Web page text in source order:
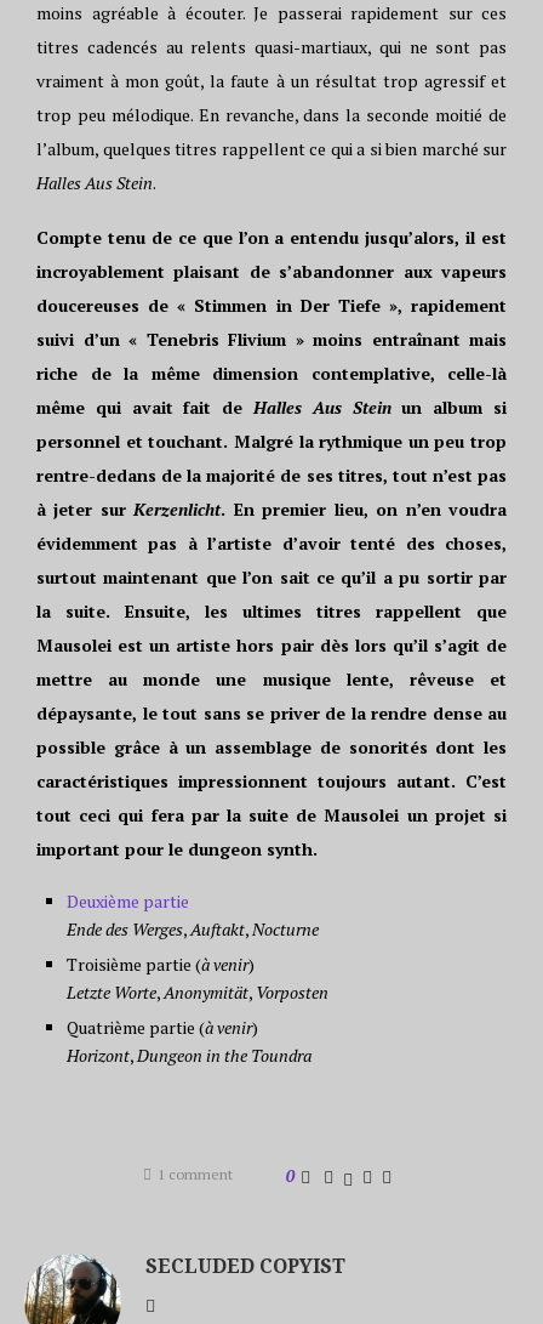
moins agréable à écouter. Je passerai rapidement sur ces
titres cadencés au relents quasi-martiaux, qui ne sont pas
vraiment à mon goût, la faute à un résultat trop agressif et
trop peu mélodique. En revanche, dans la seconde moitié de
l’album, quelques titres rappellent ce qui a si bien marché sur
Halles Aus Stein.
Compte tenu de ce que l’on a entendu jusqu’alors, il est
incroyablement plaisant de s’abandonner aux vapeurs
doucereuses de « Stimmen in Der Tiefe », rapidement
suivi d’un « Tenebris Flivium » moins entraînant mais
riche de la même dimension contemplative, celle-là
même qui avait fait deHalles Aus Steinun album si
personnel et touchant. Malgré la rythmique un peu trop
rentre-dedans de la majorité de ses titres, tout n’est pas
à jeter surKerzenlicht. En premier lieu, on n’en voudra
évidemment pas à l’artiste d’avoir tenté des choses,
surtout maintenant que l’on sait ce qu’il a pu sortir par
la suite. Ensuite, les ultimes titres rappellent que
Mausolei est un artiste hors pair dès lors qu’il s’agit de
mettre au monde une musique lente, rêveuse et
dépaysante, le tout sans se priver de la rendre dense au
possible grâce à un assemblage de sonorités dont les
caractéristiques impressionnent toujours autant. C’est
tout ceci qui fera par la suite de Mausolei un projet si
important pour le dungeon synth.
Deuxième partie
Ende des Werges,Auftakt,Nocturne
Troisième partie (à venir)
Letzte Worte,Anonymität, Vorposten
Quatrième partie (à venir)
Horizont,Dungeon in the Toundra
1 comment 0
SECLUDED COPYIST